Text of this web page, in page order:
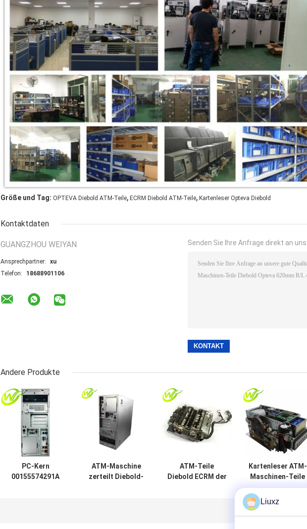
Größe und Tag: OPTEVA Diebold ATM-Teile, ECRM Diebold ATM-Teile, Kartenleser Opteva Diebold
Kontaktdaten
GUANGZHOU WEIYAN
Ansprechpartner:
xu
Telefon:
18688901106
Senden Sie Ihre Anfrage direkt an uns
Andere Produkte
PC-Kern
00155574291A
ATM-Maschine
zerteilt Diebold-
ATM-Teile
Diebold ECRM der
Kartenleser ATM-
Maschinen-Teile
Diebold Smart
Opteva
49209540000D
492-09540000D
Liuxz